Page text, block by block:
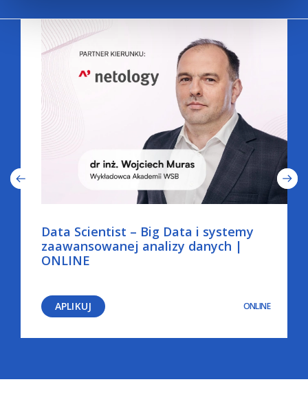
Data Scientist – Big Data i systemy
zaawansowanej analizy danych |
ONLINE
APLIKUJ ONLINE